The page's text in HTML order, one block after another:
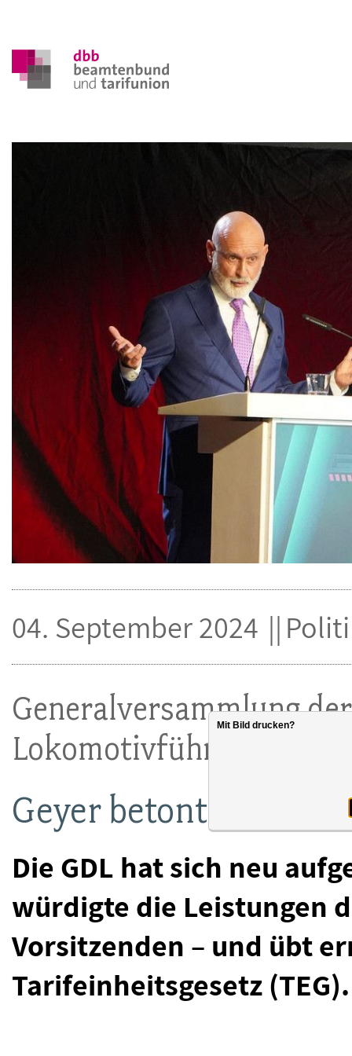
Generalversammlung
Lokomotivführer (GDL)
Geyer betont
Die GDL hat sich neu
würdigte die Leistungen
Vorsitzenden – und übt
Tarifeinheitsgesetz (TEG).
04. September 2024
Mit Bild drucken?